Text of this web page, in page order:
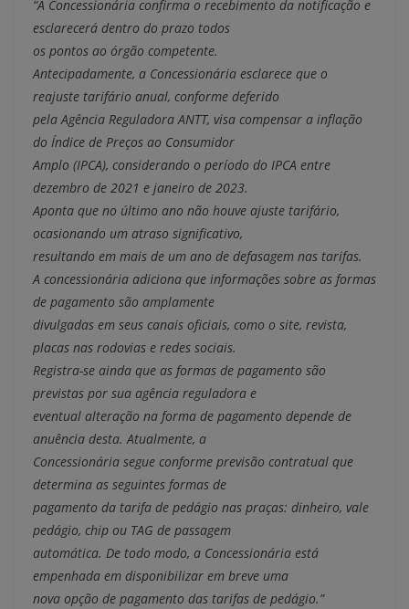
“A Concessionária confirma o recebimento da notificação e
esclarecerá dentro do prazo todos
os pontos ao órgão competente.
Antecipadamente, a Concessionária esclarece que o
reajuste tarifário anual, conforme deferido
pela Agência Reguladora ANTT, visa compensar a inflação
do Índice de Preços ao Consumidor
Amplo (IPCA), considerando o período do IPCA entre
dezembro de 2021 e janeiro de 2023.
Aponta que no último ano não houve ajuste tarifário,
ocasionando um atraso significativo,
resultando em mais de um ano de defasagem nas tarifas.
A concessionária adiciona que informações sobre as formas
de pagamento são amplamente
divulgadas em seus canais oficiais, como o site, revista,
placas nas rodovias e redes sociais.
Registra-se ainda que as formas de pagamento são
previstas por sua agência reguladora e
eventual alteração na forma de pagamento depende de
anuência desta. Atualmente, a
Concessionária segue conforme previsão contratual que
determina as seguintes formas de
pagamento da tarifa de pedágio nas praças: dinheiro, vale
pedágio, chip ou TAG de passagem
automática. De todo modo, a Concessionária está
empenhada em disponibilizar em breve uma
nova opção de pagamento das tarifas de pedágio.”